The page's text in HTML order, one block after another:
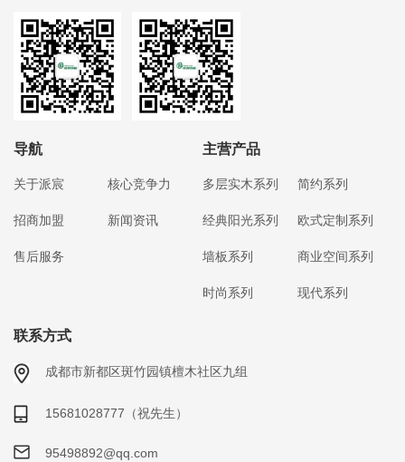
导航
关于派宸 核心竞争力
招商加盟 新闻资讯
售后服务
主营产品
多层实木系列 简约系列
经典阳光系列 欧式定制系列
墙板系列 商业空间系列
时尚系列 现代系列
联系方式
成都市新都区斑竹园镇檀木社区九组
15681028777（祝先生）
95498892@qq.com